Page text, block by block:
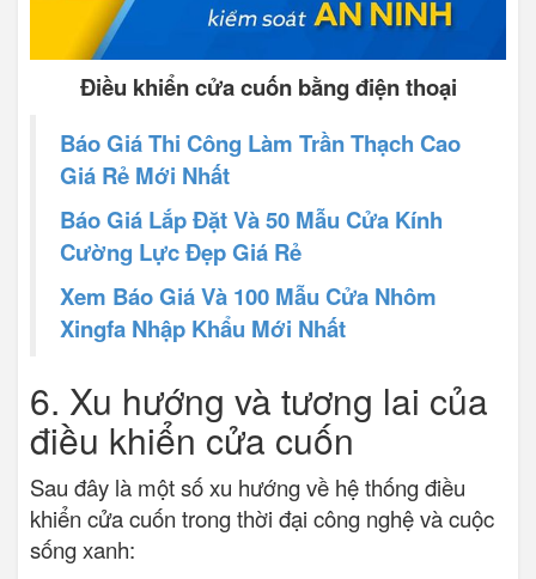
Điều khiển cửa cuốn bằng điện thoại
Báo Giá Thi Công Làm Trần Thạch Cao
Giá Rẻ Mới Nhất
Báo Giá Lắp Đặt Và 50 Mẫu Cửa Kính
Cường Lực Đẹp Giá Rẻ
Xem Báo Giá Và 100 Mẫu Cửa Nhôm
Xingfa Nhập Khẩu Mới Nhất
6. Xu hướng và tương lai của
điều khiển cửa cuốn
Sau đây là một số xu hướng về hệ thống điều
khiển cửa cuốn trong thời đại công nghệ và cuộc
sống xanh: